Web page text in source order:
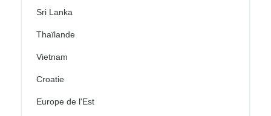
Sri Lanka
Thaïlande
Vietnam
Croatie
Europe de l'Est